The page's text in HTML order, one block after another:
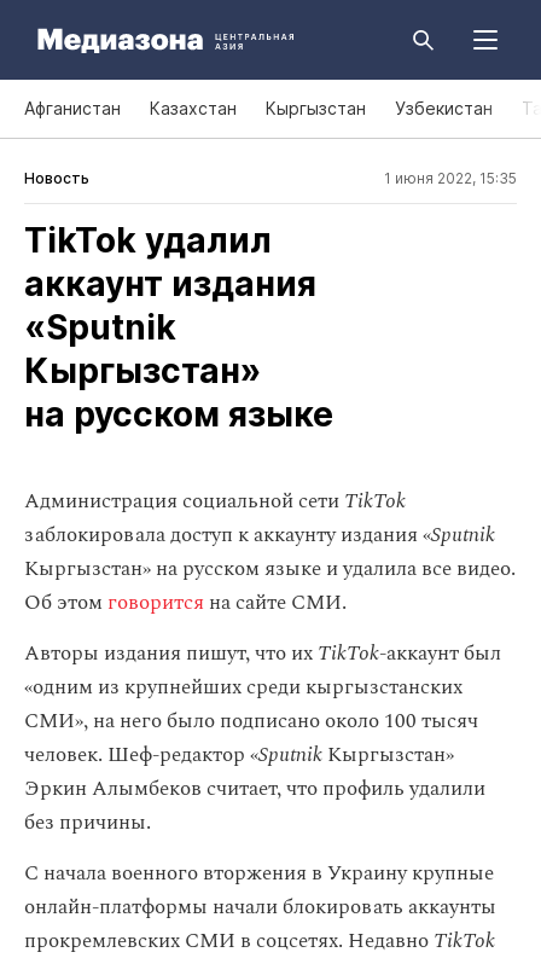
Афганистан Казахстан Кыргызстан Узбекистан
Новость 1 июня 2022, 15:35
TikTok удалил
аккаунт издания
«Sputnik
Кыргызстан»
на русском языке
Администрация социальной сетиTikTok
заблокировала доступ к аккаунту издания «Sputnik
Кыргызстан» на русском языке и удалила все видео.
Об этом говорится на сайте СМИ.
Авторы издания пишут, что ихTikTok-аккаунт был
«одним из крупнейших среди кыргызстанских
СМИ», на него было подписано около 100 тысяч
человек. Шеф-редактор «SputnikКыргызстан»
Эркин Алымбеков считает, что профиль удалили
без причины.
С начала военного вторжения в Украину крупные
онлайн-платформы начали блокировать аккаунты
прокремлевских СМИ в соцсетях. НедавноTikTok